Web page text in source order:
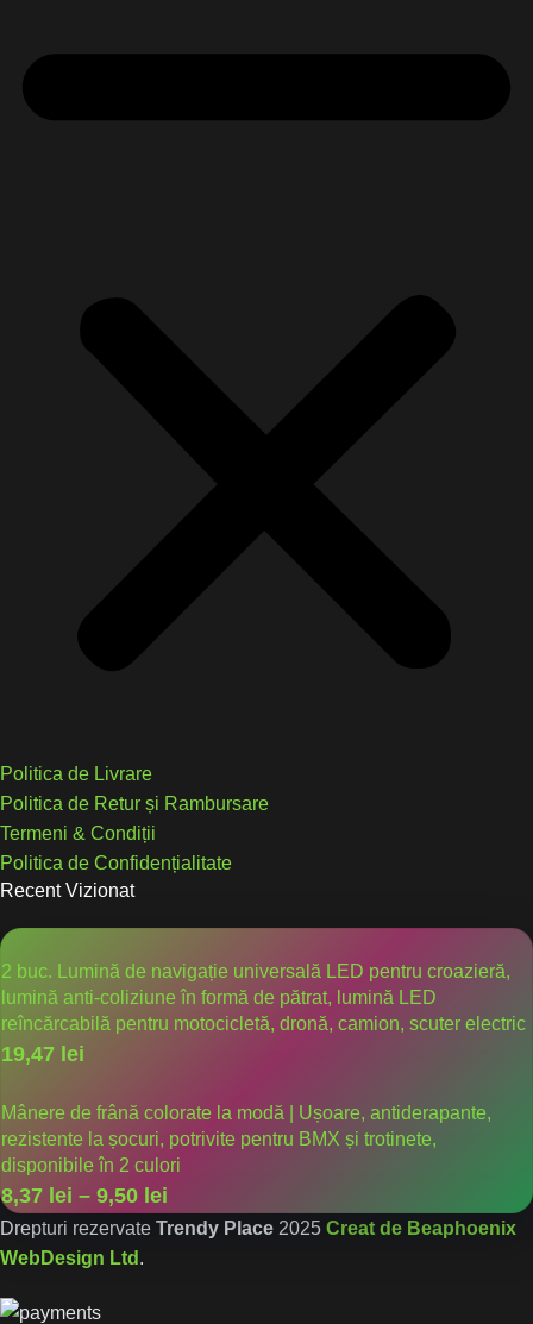
Politica de Livrare
Politica de Retur și Rambursare
Termeni & Condiții
Politica de Confidențialitate
Recent Vizionat
2 buc. Lumină de navigație universală LED pentru croazieră,
lumină anti-coliziune în formă de pătrat, lumină LED
reîncărcabilă pentru motocicletă, dronă, camion, scuter electric
19,47 lei
Mânere de frână colorate la modă | Ușoare, antiderapante,
rezistente la șocuri, potrivite pentru BMX și trotinete,
disponibile în 2 culori
8,37 lei – 9,50 lei
Drepturi rezervate Trendy Place 2025 Creat de Beaphoenix
WebDesign Ltd .